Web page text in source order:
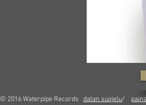
© 2016 Waterpipe Records datan suojelu/